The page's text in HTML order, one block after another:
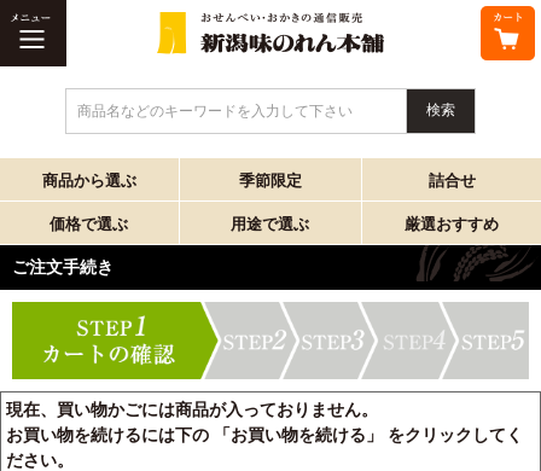
商品名などのキーワードを入力して下さい
商品から選ぶ 季節限定 詰合せ
価格で選ぶ 用途で選ぶ 厳選おすすめ
ご注文手続き
現在、買い物かごには商品が入っておりません。
お買い物を続けるには下の 「お買い物を続ける」 をクリックしてく
ださい。